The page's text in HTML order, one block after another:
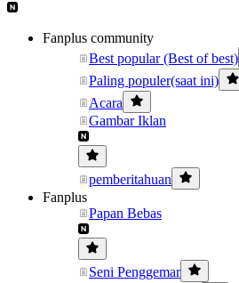
Fanplus community
Best popular (Best of best)
Paling populer(saat ini)
Acara
Gambar Iklan
pemberitahuan
Fanplus
Papan Bebas
Seni Penggemar